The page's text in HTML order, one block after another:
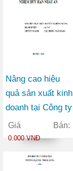
Nâng cao hiệu
quả sản xuất kinh
doanh tại Công ty
trách nhiệm hữu
hạn Nhất An
Giá Bán:
0.000 VNĐ